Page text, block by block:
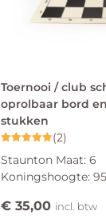
Toernooi / club
oprolbaar bord
stukken
5.00
(2)
Staunton Maat: 6
Koningshoogte:
€ 35,00 incl. btw